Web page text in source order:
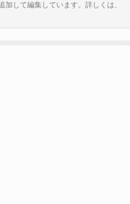
して編集しています。詳しくは、